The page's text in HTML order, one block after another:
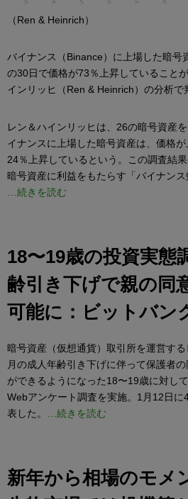
（Ren & Heinrich）
バイナンス（Binance）に上場した暗号
の30日で価格が73％上昇していること
インリッヒ（Ren & Heinrich）の分析で
レン＆ハインリッヒは、26の暗号資産
イナンスに上場した暗号資産は、価格
24％上昇しているという。この調査結
暗号資産に利益をもたらす「バイナンス
…続きを読む
18〜19歳の投資実態
齢引き下げで親の同
可能に：ビットバン
暗号資産（仮想通貨）取引所を運営す
月の成人年齢引き下げに伴って保護者
ができるようになった18〜19歳に対し
Webアンケート調査を実施。1月12日
表した。
…続きを読む
新年から相場のモメ